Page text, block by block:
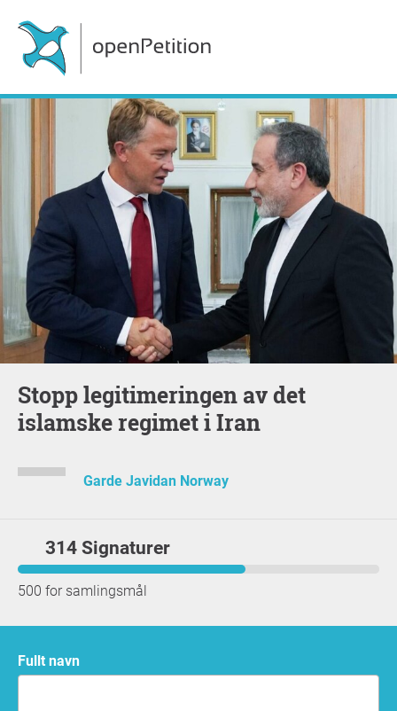
Stopp legitimeringen av det
islamske regimet i Iran
Garde Javidan Norway
314 Signaturer
500 for samlingsmål
Fullt navn